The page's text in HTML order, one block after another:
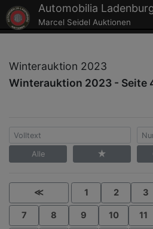
Automobilia
Marcel Seidel Auktionen
Winterauktion 2023
Winterauktion 2023 - Seite
Alle
≪ 1 2 3
7 8 9 10 11